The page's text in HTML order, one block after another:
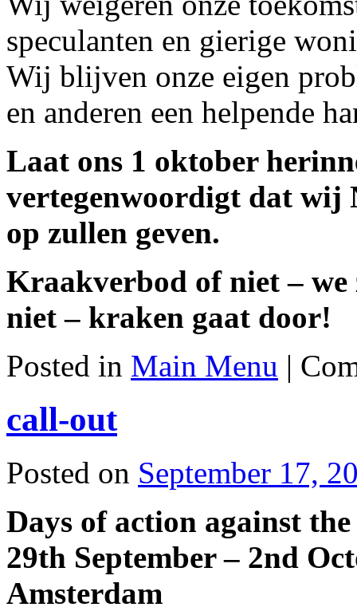
speculanten en gierige
Wij blijven onze eigen
en anderen een helpende
Laat ons 1 oktober
vertegenwoordigt dat wij
op zullen geven.
Kraakverbod of niet –
niet – kraken gaat door!
Posted in Main Menu |
call-out
Posted on September 17,
Days of action against
29th September – 2nd
Amsterdam